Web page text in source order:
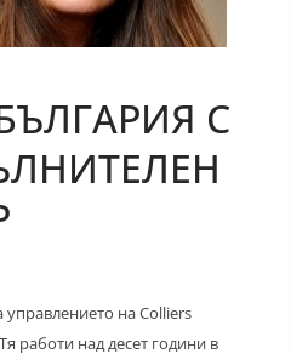
БЪЛГАРИЯ С
на Colliers
работи над десет години в